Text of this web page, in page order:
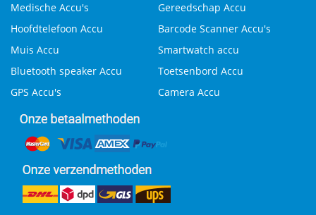
Medische Accu's
Gereedschap Accu
Hoofdtelefoon Accu
Barcode Scanner Accu's
Muis Accu
Smartwatch accu
Bluetooth speaker Accu
Toetsenbord Accu
GPS Accu's
Camera Accu